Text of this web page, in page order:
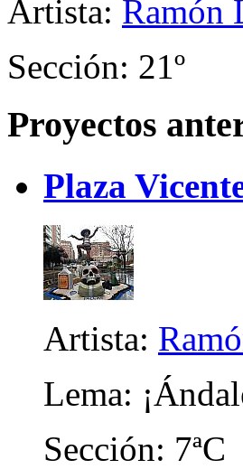
Artista: Ramón
Sección: 21º
Proyectos
Plaza
Artista:
Lema:
Sección: 7ªC